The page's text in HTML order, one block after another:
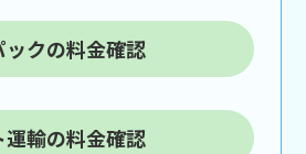
ックの料金確認
運輸の料金確認